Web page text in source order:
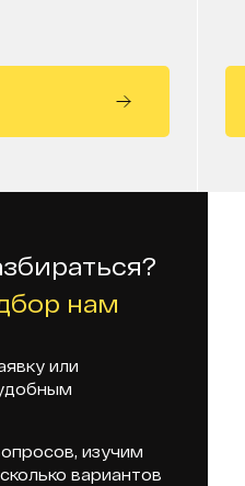
нам
или
изучим
вариантов